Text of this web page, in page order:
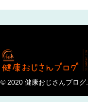
© 2020 健康おじさんブログ.